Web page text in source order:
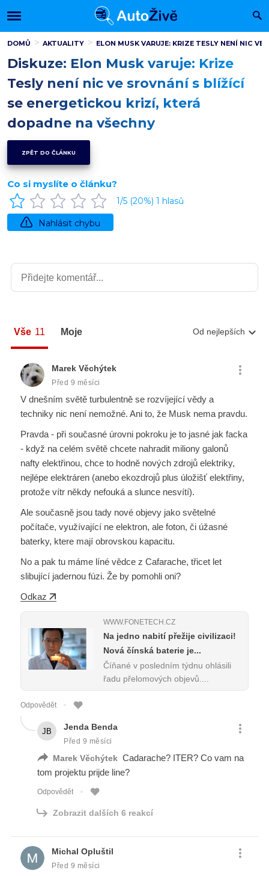
DOMŮ AKTUALITY ELON MUSK VARUJE: KRIZE TESLY NENÍ NIC
Diskuze: Elon Musk varuje: Krize
Tesly není nic ve srovnání s blížící
se energetickou krizí, která
dopadne na všechny
ZPĚT DO ČLÁNKU
Co si myslíte o článku?
1/5 (20%) 1 hlasů
Nahlásit chybu